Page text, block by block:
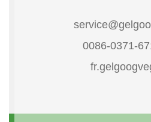
0086-0371-